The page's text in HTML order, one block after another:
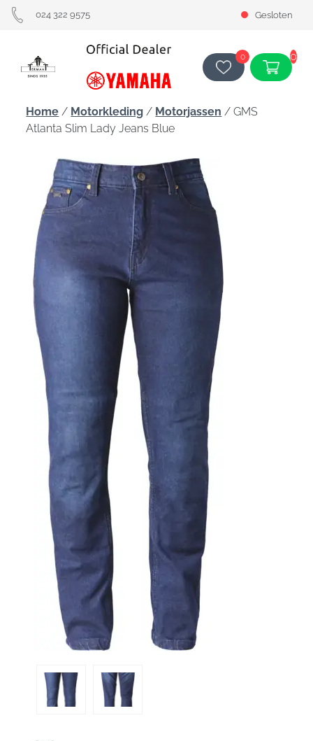
024 322 9575 Gesloten
0 0
Home / Motorkleding / Motorjassen / GMS
Atlanta Slim Lady Jeans Blue